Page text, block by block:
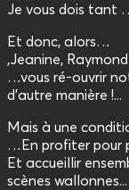
Je vous dois tant
Et donc, alors…
,Jeanine,
…vous ré-ouvrir
d'autre manière !...
Mais à une
…En profiter pour
Et accueillir
scènes wallonnes...